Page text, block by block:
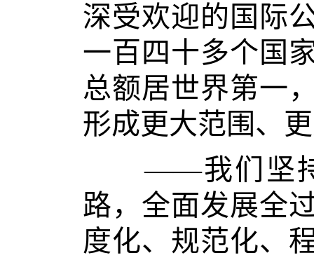
深受欢迎的国际
一百四十多个国
总额居世界第一
形成更大范围、
——我们坚持
路，全面发展全
度化、规范化、